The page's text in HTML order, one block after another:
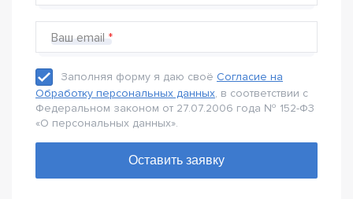
Ваш email
Заполняя форму я даю своё Согласие на
Обработку персональных данных, в соответствии с
Федеральном законом от 27.07.2006 года № 152-Ф3
«О персональных данных».